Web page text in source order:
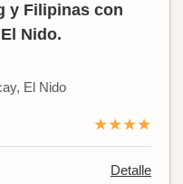
y Filipinas con
Nido.
El Nido
★★★★
Detalle